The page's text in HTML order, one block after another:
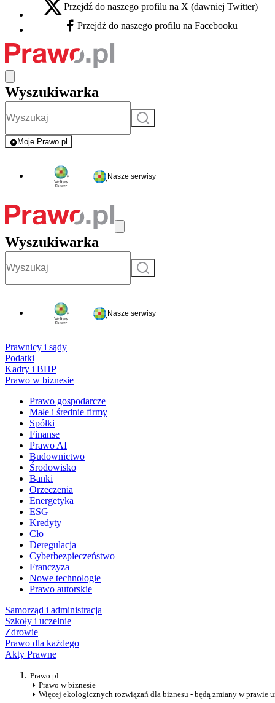
X - otwiera się w nowej karcie
Przejdź do naszego profilu na X (dawniej Twitter)
Facebook - otwiera się w nowej karcie
Przejdź do naszego profilu na Facebooku
Wyszukiwarka
Szukaj
Moje Prawo.pl
- rejestracja i logowanie do serwisu
Nasze serwisy
Wyszukiwarka
Szukaj
Nasze serwisy
Prawnicy i sądy
Podatki
Kadry i BHP
Prawo w biznesie
Prawo gospodarcze
Małe i średnie firmy
Spółki
Finanse
Prawo AI
Budownictwo
Środowisko
Banki
Orzeczenia
Energetyka
ESG
Kredyty
Cło
Deregulacja
Cyberbezpieczeństwo
Franczyza
Nowe technologie
Prawo autorskie
Samorząd i administracja
Szkoły i uczelnie
Zdrowie
Prawo dla każdego
Akty Prawne
Prawo.pl
Prawo w biznesie
Więcej ekologicznych rozwiązań dla biznesu - będą zmiany w prawie